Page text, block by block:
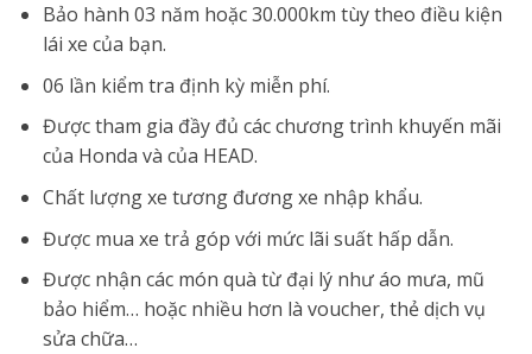
Bảo hành 03 năm hoặc 30.000km tùy theo điều kiện
lái xe của bạn.
06 lần kiểm tra định kỳ miễn phí.
Được tham gia đầy đủ các chương trình khuyến mãi
của Honda và của HEAD.
Chất lượng xe tương đương xe nhập khẩu.
Được mua xe trả góp với mức lãi suất hấp dẫn.
Được nhận các món quà từ đại lý như áo mưa, mũ
bảo hiểm… hoặc nhiều hơn là voucher, thẻ dịch vụ
sửa chữa…